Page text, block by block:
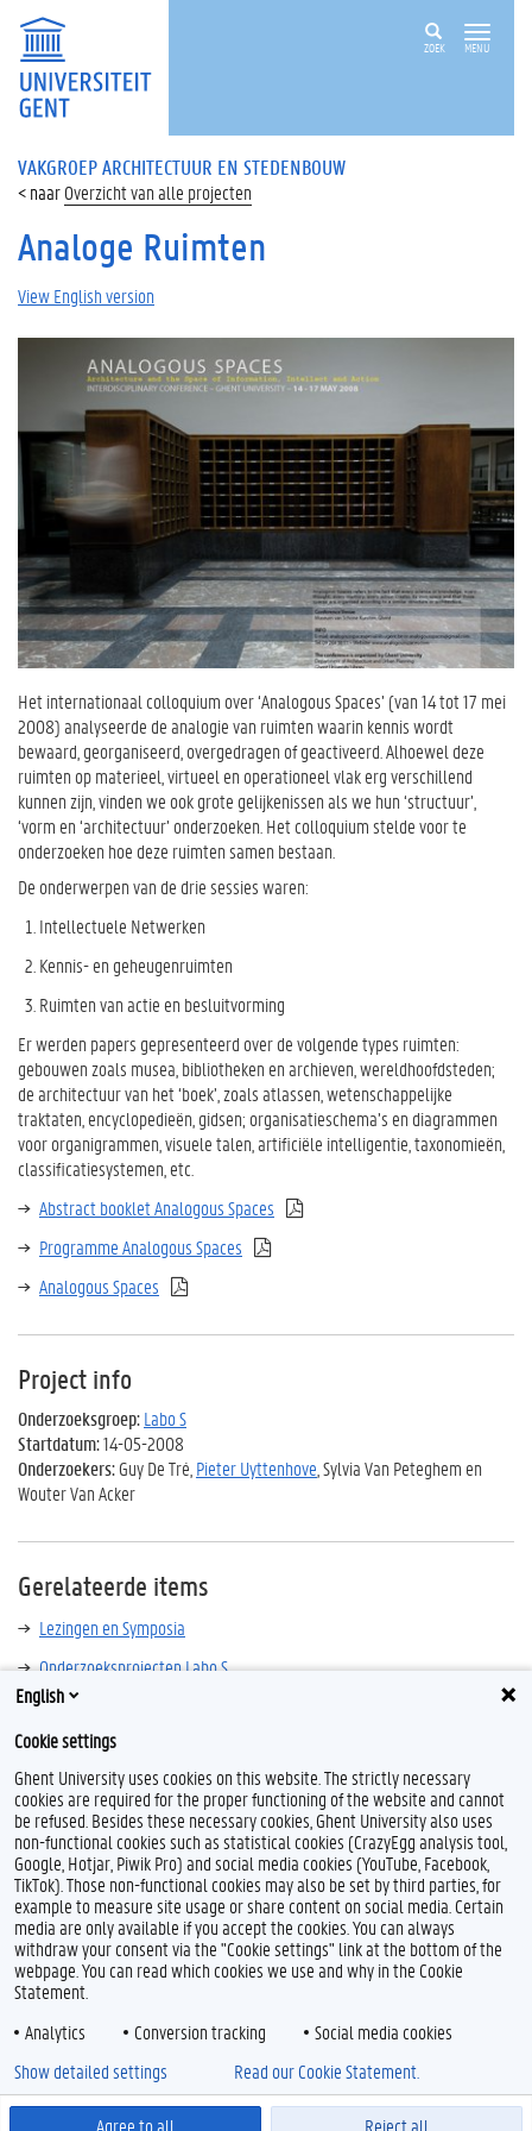
ZOEK MENU
VAKGROEP ARCHITECTUUR EN STEDENBOUW
Overzicht van alle projecten
Analoge Ruimten
View English version
Het internationaal colloquium over ‘Analogous Spaces’ (van 14 tot 17 mei
2008) analyseerde de analogie van ruimten waarin kennis wordt
bewaard, georganiseerd, overgedragen of geactiveerd. Alhoewel deze
ruimten op materieel, virtueel en operationeel vlak erg verschillend
kunnen zijn, vinden we ook grote gelijkenissen als we hun ‘structuur’,
‘vorm en ‘architectuur’ onderzoeken. Het colloquium stelde voor te
onderzoeken hoe deze ruimten samen bestaan.
De onderwerpen van de drie sessies waren:
Intellectuele Netwerken
Kennis- en geheugenruimten
Ruimten van actie en besluitvorming
Er werden papers gepresenteerd over de volgende types ruimten:
gebouwen zoals musea, bibliotheken en archieven, wereldhoofdsteden;
de architectuur van het ‘boek’, zoals atlassen, wetenschappelijke
traktaten, encyclopedieën, gidsen; organisatieschema’s en diagrammen
voor organigrammen, visuele talen, artificiële intelligentie, taxonomieën,
classificatiesystemen, etc.
Abstract booklet Analogous Spaces
Programme Analogous Spaces
Analogous Spaces
Project info
Onderzoeksgroep:Labo S
Startdatum:14-05-2008
Onderzoekers:Guy De Tré, Pieter Uyttenhove , Sylvia Van Peteghem en
Wouter Van Acker
Gerelateerde items
Lezingen en Symposia
Onderzoeksprojecten Labo S
L
i
n
k
e
d
I
Feedback
Privacy
Disclaimer
Toegankelijkheid
© 2026 Universiteit Gent
English
Cookie settings
Ghent University uses cookies on this website. The strictly necessary
cookies are required for the proper functioning of the website and cannot
be refused. Besides these necessary cookies, Ghent University also uses
non-functional cookies such as statistical cookies (CrazyEgg analysis tool,
Google, Hotjar, Piwik Pro) and social media cookies (YouTube, Facebook,
TikTok). Those non-functional cookies may also be set by third parties, for
example to measure site usage or share content on social media. Certain
media are only available if you accept the cookies. You can always
withdraw your consent via the "Cookie settings" link at the bottom of the
webpage. You can read which cookies we use and why in the Cookie
Statement.
Analytics
Conversion tracking Social media cookies
Agree to all Reject all
Show detailed settings Read our Cookie Statement.